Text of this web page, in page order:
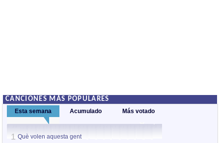
CANCIONES MÁS POPULARES
Esta semana Acumulado Más votado
1 Què volen aquesta gent